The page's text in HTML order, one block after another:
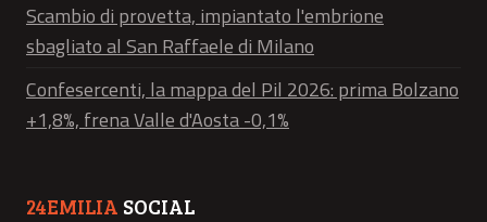
Scambio di provetta, impiantato l'embrione
sbagliato al San Raffaele di Milano
Confesercenti, la mappa del Pil 2026: prima Bolzano
+1,8%, frena Valle d'Aosta -0,1%
24EMILIA SOCIAL